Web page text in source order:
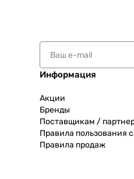
Информация
Акции
Бренды
Поставщикам /
Правила пользования
Правила продаж